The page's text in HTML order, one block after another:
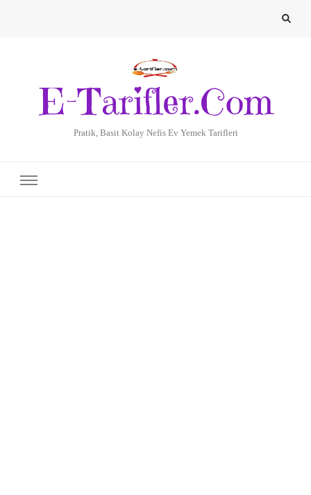
E-Tarifler.Com
Pratik, Basit Kolay Nefis Ev Yemek Tarifleri